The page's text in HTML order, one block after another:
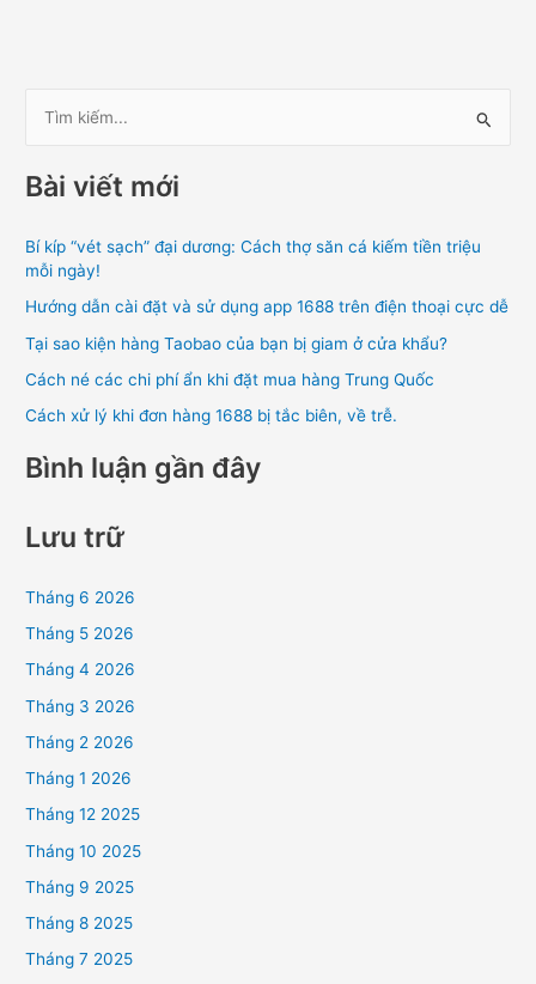
m
i
m
:
Bài viết mới
Bí kíp “vét sạch” đại dương: Cách thợ săn cá kiếm tiền triệu
mỗi ngày!
Hướng dẫn cài đặt và sử dụng app 1688 trên điện thoại cực dễ
Tại sao kiện hàng Taobao của bạn bị giam ở cửa khẩu?
Cách né các chi phí ẩn khi đặt mua hàng Trung Quốc
Cách xử lý khi đơn hàng 1688 bị tắc biên, về trễ.
Bình luận gần đây
Lưu trữ
Tháng 6 2026
Tháng 5 2026
Tháng 4 2026
Tháng 3 2026
Tháng 2 2026
Tháng 1 2026
Tháng 12 2025
Tháng 10 2025
Tháng 9 2025
Tháng 8 2025
Tháng 7 2025